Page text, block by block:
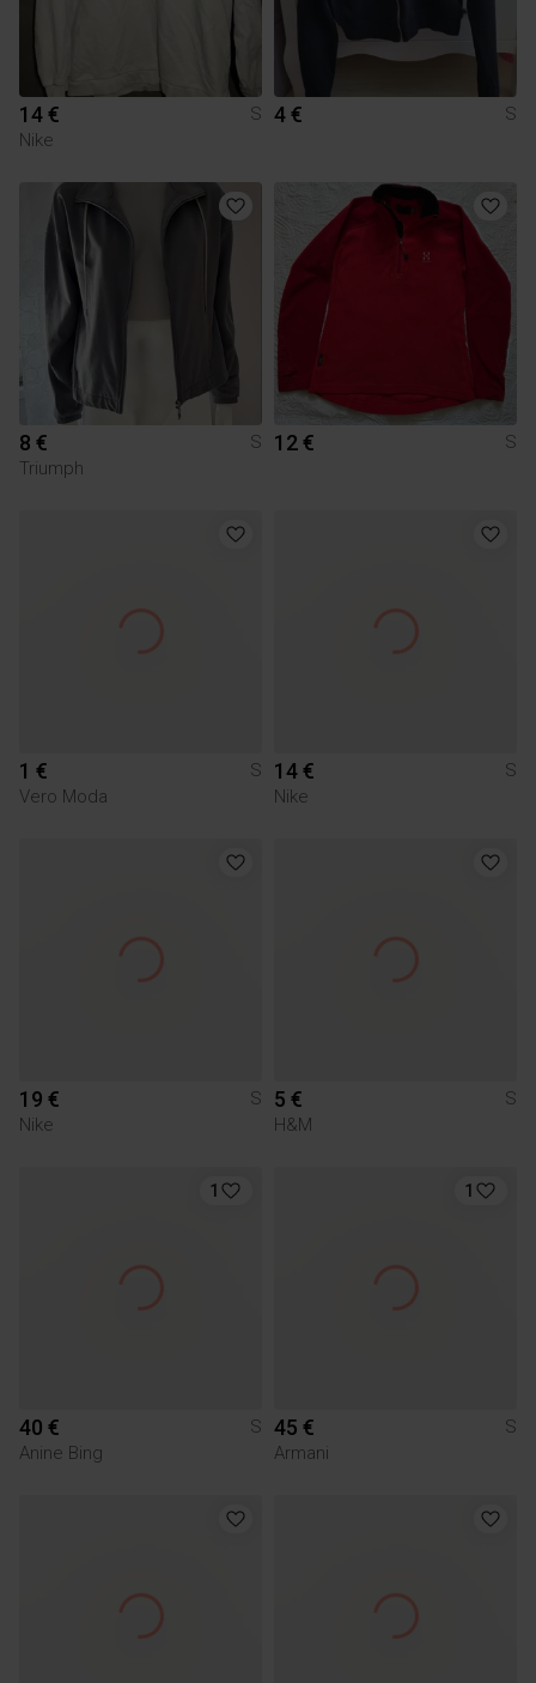
14 €
S
Nike
4 € S
8 €
S
Triumph
12 € S
1 €
S
Vero Moda
14 €
S
Nike
19 €
S
Nike
5 €
S
H&M
1
40 €
S
Anine Bing
1
45 €
S
Armani